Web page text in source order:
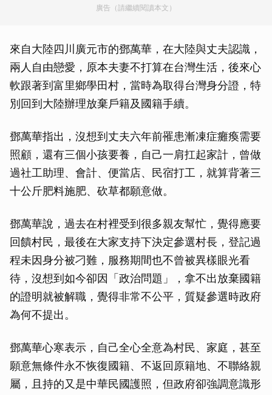
廣告（請繼續閱讀本文）
來自大陸四川廣元市的鄧萬華，在大陸與丈夫認識，
兩人自由戀愛，原本夫妻不打算在台灣生活，後來心
軟跟著到富里鄉學田村，當時為取得台灣身分證，特
別回到大陸辦理放棄戶籍及國籍手續。
鄧萬華指出，沒想到丈夫六年前罹患漸凍症癱瘓需要
照顧，還有三個小孩要養，自己一肩扛起家計，曾做
過社工助理、會計、便當店、民宿打工，就算背著三
十公斤肥料施肥、砍草都願意做。
鄧萬華說，過去在村裡受到很多親友幫忙，覺得應要
回饋村民，最後在大家支持下決定參選村長，登記過
程未因身分被刁難，服務期間也不曾被異樣眼光看
待，沒想到如今卻因「政治問題」，拿不出放棄國籍
的證明就被解職，覺得非常不公平，質疑參選時政府
為何不提出。
鄧萬華心寒表示，自己全心全意為村民、家庭，甚至
願意無條件永不恢復國籍、不返回原籍地、不聯絡親
屬，且持的又是中華民國護照，但政府卻強調意識形